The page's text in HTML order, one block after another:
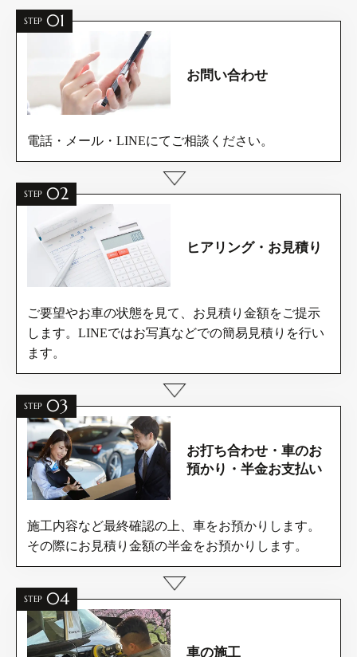
STEP 01
お問い合わせ
電話・メール・LINEにてご相談ください。
STEP 02
ヒアリング・お見積り
ご要望やお車の状態を見て、お見積り金額をご提示
します。LINEではお写真などでの簡易見積りを行い
ます。
STEP 03
お打ち合わせ・車のお
預かり・半金お支払い
施工内容など最終確認の上、車をお預かりします。
その際にお見積り金額の半金をお預かりします。
STEP 04
車の施工